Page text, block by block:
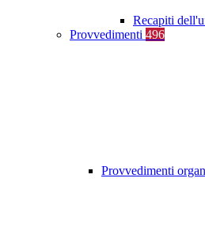
Recapiti
Provvedimenti 496
Provvedimenti